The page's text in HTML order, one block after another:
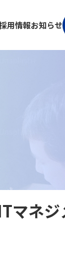
用情報お知らせ
マネジ